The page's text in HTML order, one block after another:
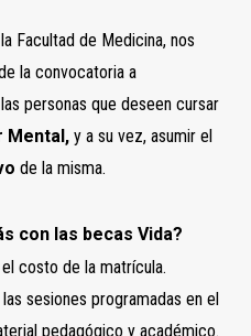
Facultad de Medicina, nos
la convocatoria a
personas que deseen cursar
Mental,y a su vez, asumir el
de la misma.
con las becas Vida?
costo de la matrícula.
sesiones programadas en el
pedagógico y académico.